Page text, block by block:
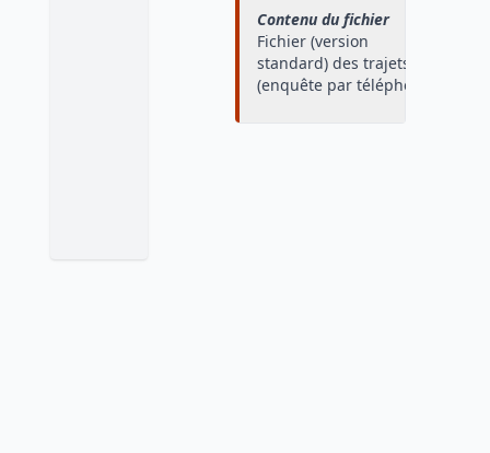
Contenu du fichier
Fichier (version
standard) des trajets
(enquête par téléphone)